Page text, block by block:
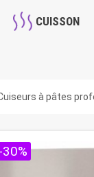
CUISSON
à pâtes
30%